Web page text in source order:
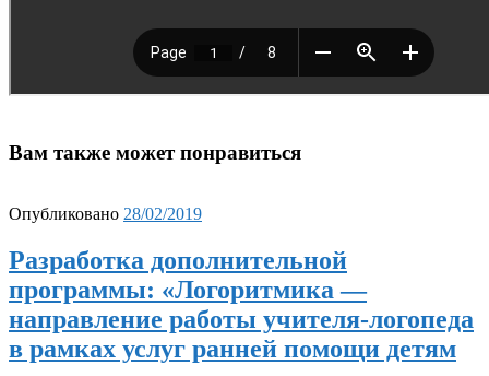
Вам также может понравиться
Опубликовано 28/02/2019
Разработка дополнительной
программы: «Логоритмика —
направление работы учителя-логопеда
в рамках услуг ранней помощи детям